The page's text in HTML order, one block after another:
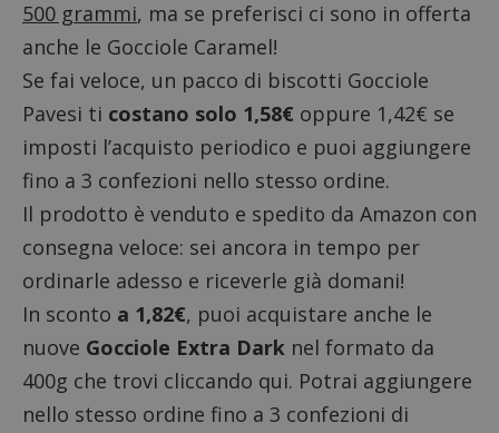
500 grammi, ma se preferisci ci sono in offerta
anche le Gocciole Caramel!
Se fai veloce, un pacco di biscotti Gocciole
Pavesi ti costano solo 1,58€ oppure 1,42€ se
imposti l’acquisto periodico e puoi aggiungere
fino a 3 confezioni nello stesso ordine.
Il prodotto è venduto e spedito da Amazon con
consegna veloce: sei ancora in tempo per
ordinarle adesso e riceverle già domani!
In sconto a 1,82€, puoi acquistare anche le
nuove Gocciole Extra Dark nel formato da
400g che trovi cliccando qui. Potrai aggiungere
nello stesso ordine fino a 3 confezioni di